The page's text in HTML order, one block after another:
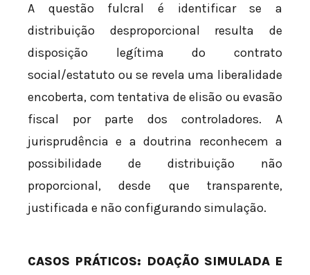
A questão fulcral é identificar se a
distribuição desproporcional resulta de
disposição legítima do contrato
social/estatuto ou se revela uma liberalidade
encoberta, com tentativa de elisão ou evasão
fiscal por parte dos controladores. A
jurisprudência e a doutrina reconhecem a
possibilidade de distribuição não
proporcional, desde que transparente,
justificada e não configurando simulação.
CASOS PRÁTICOS: DOAÇÃO SIMULADA E